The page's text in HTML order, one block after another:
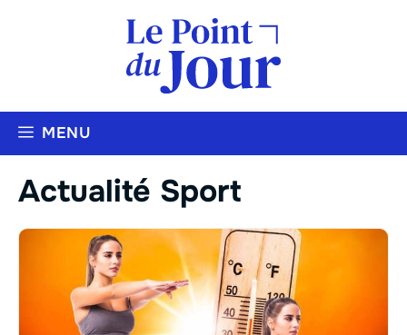
MENU
Actualité Sport